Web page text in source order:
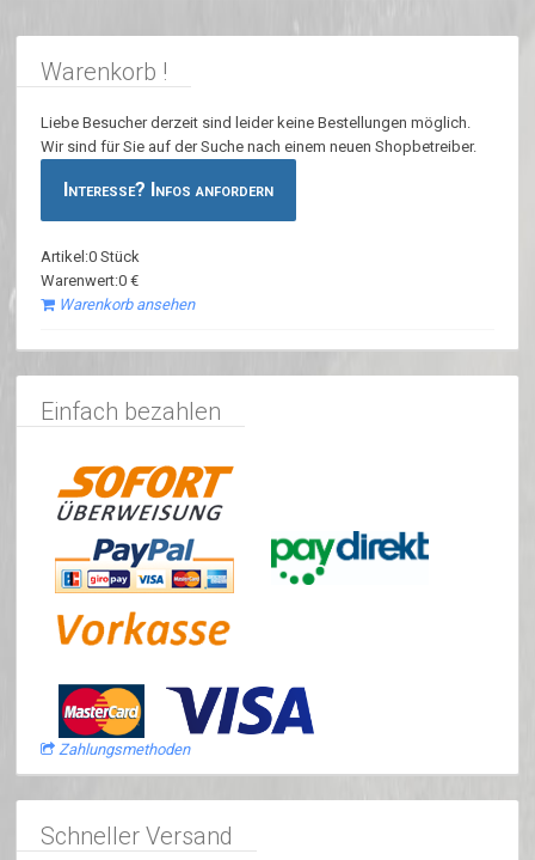
Warenkorb !
Liebe Besucher derzeit sind leider keine Bestellungen möglich.
Wir sind für Sie auf der Suche nach einem neuen Shopbetreiber.
Interesse? Infos anfordern
Artikel:0 Stück
Warenwert:0 €
Warenkorb ansehen
Einfach bezahlen
Zahlungsmethoden
Schneller Versand